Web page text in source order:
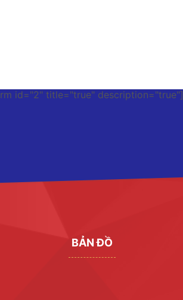
id="2" title="true" description="true"]
BẢN ĐỒ